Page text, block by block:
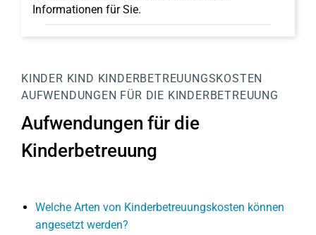
Informationen für Sie.
KINDER KIND KINDERBETREUUNGSKOSTEN
AUFWENDUNGEN FÜR DIE KINDERBETREUUNG
Aufwendungen für die
Kinderbetreuung
Welche Arten von Kinderbetreuungskosten können
angesetzt werden?